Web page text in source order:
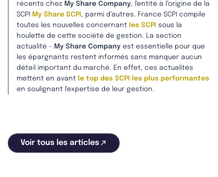
récents chez My Share Company, l'entité à l’origine de la
SCPI
My Share SCPI , parmi d’autres. France SCPI compile
toutes les nouvelles concernant les SCPI
sous la
houlette de cette société de gestion. La section
actualité – My Share Company est essentielle pour que
les épargnants restent informés sans manquer aucun
détail important du marché. En effet, ces actualités
mettent en avant le top des SCPI les plus performantes
en soulignant l'expertise de leur gestion.
Voir tous les articles